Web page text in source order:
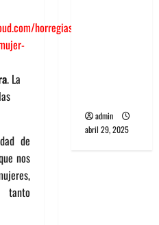
horregias/no-
. La
de
nos
admin
abril 29, 2025